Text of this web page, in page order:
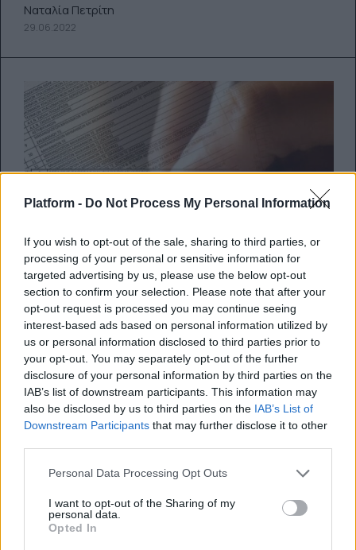
Platform - Do Not Process My Personal Information
If you wish to opt-out of the sale, sharing to third parties, or
processing of your personal or sensitive information for
targeted advertising by us, please use the below opt-out
section to confirm your selection. Please note that after your
opt-out request is processed you may continue seeing
interest-based ads based on personal information utilized by
us or personal information disclosed to third parties prior to
your opt-out. You may separately opt-out of the further
disclosure of your personal information by third parties on the
IAB’s list of downstream participants. This information may
also be disclosed by us to third parties on the IAB’s List of
Downstream Participants that may further disclose it to other
Personal Data Processing Opt Outs
I want to opt-out of the Sharing of my
personal data.
Opted In
Ναταλία Πετρίτη
29.06.2022
Μηχανογραφικό 2022: 12+1
Τμήματα ΑΕΙ που δεν είναι αυτό
που νομίζετε
Η θεσμοθέτηση της ελάχιστης βάσης
εισαγωγής (ΕΒΕ) επηρεάζει και τις
διαδικασίες συμπλήρωσης των μηχα...
Ναταλία Πετρίτη
28.06.2022